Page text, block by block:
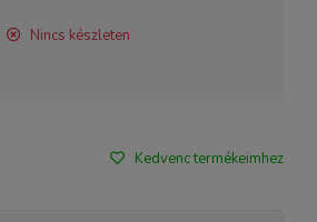
Nincs készleten
Kedvenc termékeimhez